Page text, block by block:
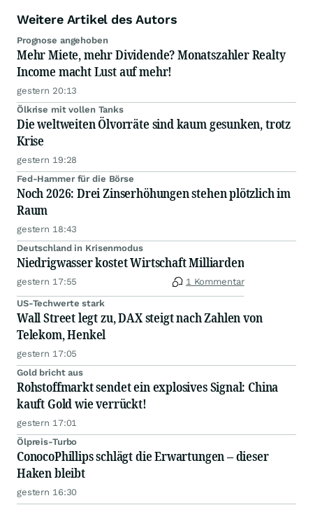
Weitere Artikel des Autors
Prognose angehoben
Mehr Miete, mehr Dividende? Monatszahler Realty
Income macht Lust auf mehr!
gestern 20:13
Ölkrise mit vollen Tanks
Die weltweiten Ölvorräte sind kaum gesunken, trotz
Krise
gestern 19:28
Fed-Hammer für die Börse
Noch 2026: Drei Zinserhöhungen stehen plötzlich im
Raum
gestern 18:43
Deutschland in Krisenmodus
Niedrigwasser kostet Wirtschaft Milliarden
gestern 17:55 1 Kommentar
US-Techwerte stark
Wall Street legt zu, DAX steigt nach Zahlen von
Telekom, Henkel
gestern 17:05
Gold bricht aus
Rohstoffmarkt sendet ein explosives Signal: China
kauft Gold wie verrückt!
gestern 17:01
Ölpreis-Turbo
ConocoPhillips schlägt die Erwartungen – dieser
Haken bleibt
gestern 16:30